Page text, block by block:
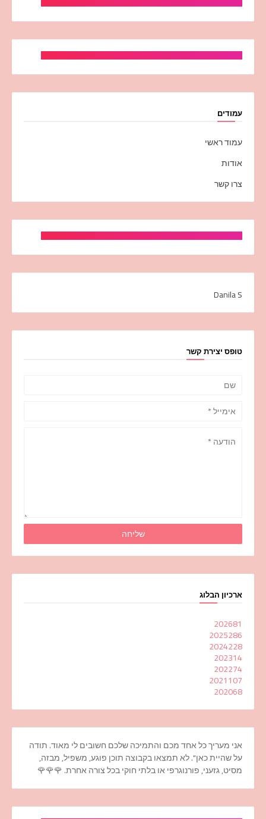
עמודים
עמוד ראשי
אודות
צרו קשר
Danila S
טופס יצירת קשר
ארכיון הבלוג
202681
2025286
2024228
202314
202274
2021107
202068
אני מעריך כל אחד מכם והתמיכה שלכם חשובים לי מאוד. תודה
על שהיית כאן". לא תמצאו בקבוצה תוכן פוגע, משפיל, מבזה,
מסיט, גזעני, פורנוגרפי או בלתי חוקי בכל צורה אחרת. 🌹🌹🌹